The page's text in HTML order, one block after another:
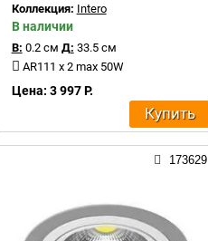
Коллекция: Intero
В наличии
В: 0.2 см Д: 33.5 см
AR111 x 2 max 50W
Цена: 3 997 Р.
Купить
173629